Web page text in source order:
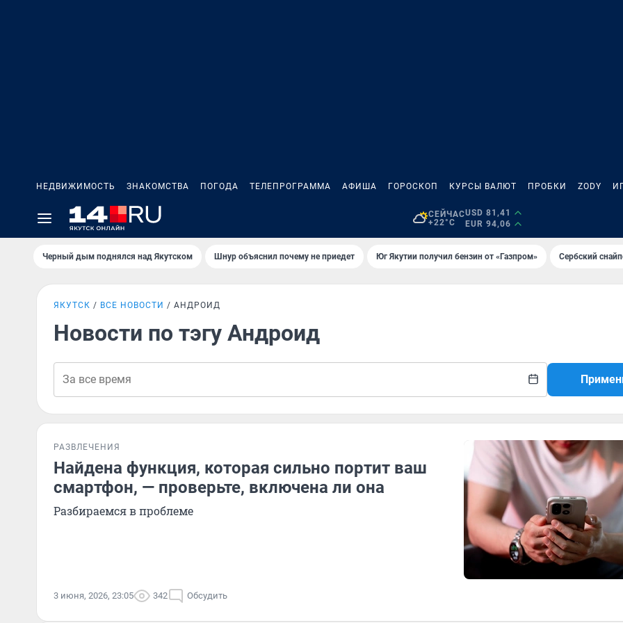
НЕДВИЖИМОСТЬ ЗНАКОМСТВА ПОГОДА ТЕЛЕПРОГРАММА АФИША ГОРОСКОП КУРСЫ ВАЛЮТ ПРОБКИ ZODY
СЕЙЧАС
+22°C
USD 81,41
EUR 94,06
Черный дым поднялся над Якутском Шнур объяснил почему не приедет Юг Якутии получил бензин от «Газпром» Сербский
ЯКУТСК ВСЕ НОВОСТИ АНДРОИД
Новости по тэгу Андроид
РАЗВЛЕЧЕНИЯ
Найдена функция, которая сильно портит ваш
смартфон, — проверьте, включена ли она
Разбираемся в проблеме
3 июня, 2026, 23:05 342 Обсудить